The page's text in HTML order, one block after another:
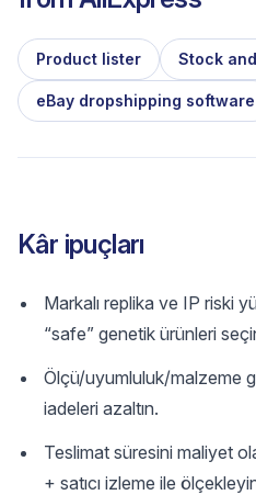
Product lister Stock
eBay dropshipping software
Kâr ipuçları
Markalı replika ve IP riski
“safe” genetik ürünleri
Ölçü/uyumluluk/malzeme
iadeleri azaltın.
Teslimat süresini maliyet
+ satıcı izleme ile